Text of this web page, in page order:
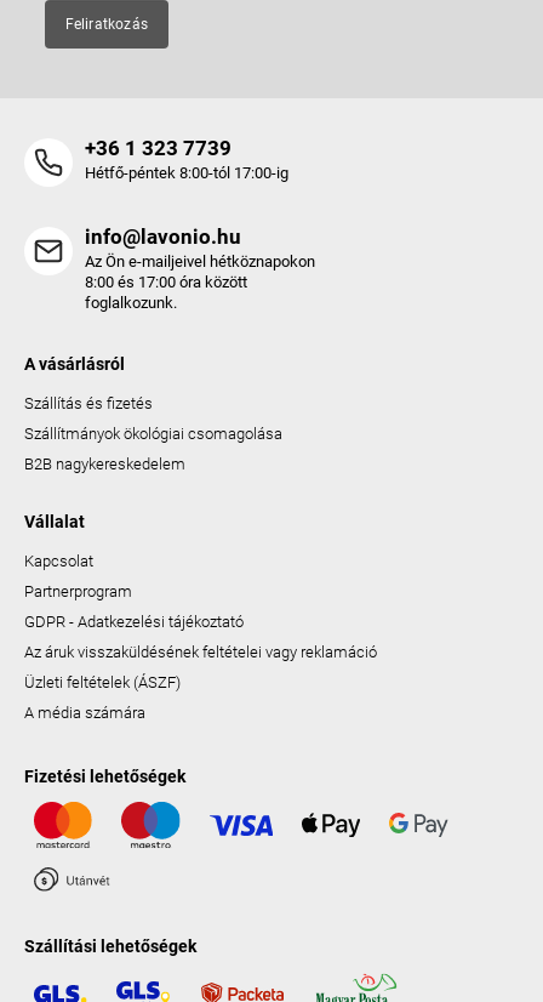
Feliratkozás
+36 1 323 7739
Hétfő-péntek 8:00-tól 17:00-ig
info@lavonio.hu
Az Ön e-mailjeivel hétköznapokon
8:00 és 17:00 óra között
foglalkozunk.
A vásárlásról
Szállítás és fizetés
Szállítmányok ökológiai csomagolása
B2B nagykereskedelem
Vállalat
Kapcsolat
Partnerprogram
GDPR - Adatkezelési tájékoztató
Az áruk visszaküldésének feltételei vagy reklamáció
Üzleti feltételek (ÁSZF)
A média számára
Fizetési lehetőségek
Szállítási lehetőségek